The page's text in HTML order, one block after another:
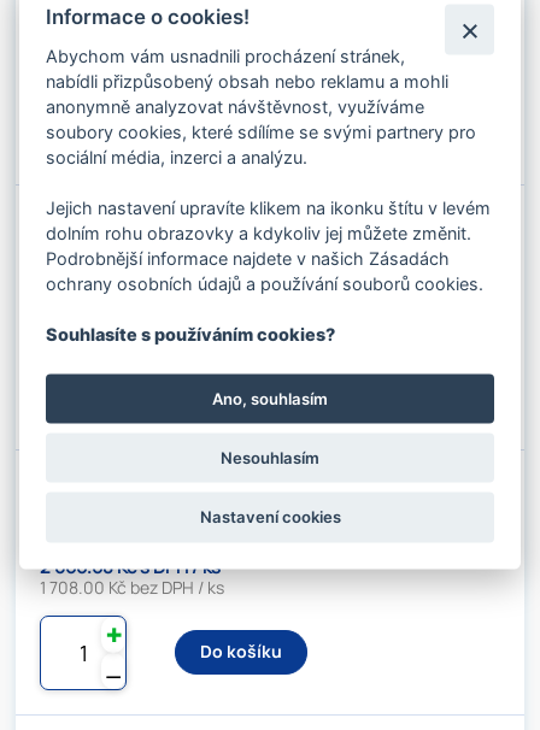
674.00 Kč bez DPH / ks
⚊
✚
Do košíku
ŘETĚZOVÝ ÚVAZEK JOKER V7 D-XF 2000
Kód produktu: 094000040
Stav skladu:Dostupnost 2-3 dny
1 795.64 Kč s DPH / ks
1 484.00 Kč bez DPH / ks
✚
Stav skladu:Dostupnost 2-3 dny
2 066.68 Kč s DPH / ks
1 708.00 Kč bez DPH / ks
⚊
✚
Do košíku
Informace o cookies!
Abychom vám usnadnili procházení stránek,
nabídli přizpůsobený obsah nebo reklamu a mohli
anonymně analyzovat návštěvnost, využíváme
soubory cookies, které sdílíme se svými partnery pro
sociální média, inzerci a analýzu.
Jejich nastavení upravíte klikem na ikonku štítu v levém
dolním rohu obrazovky a kdykoliv jej můžete změnit.
Podrobnější informace najdete v našich Zásadách
ochrany osobních údajů a používání souborů cookies.
Souhlasíte s používáním cookies?
Ano, souhlasím
Nesouhlasím
Nastavení cookies